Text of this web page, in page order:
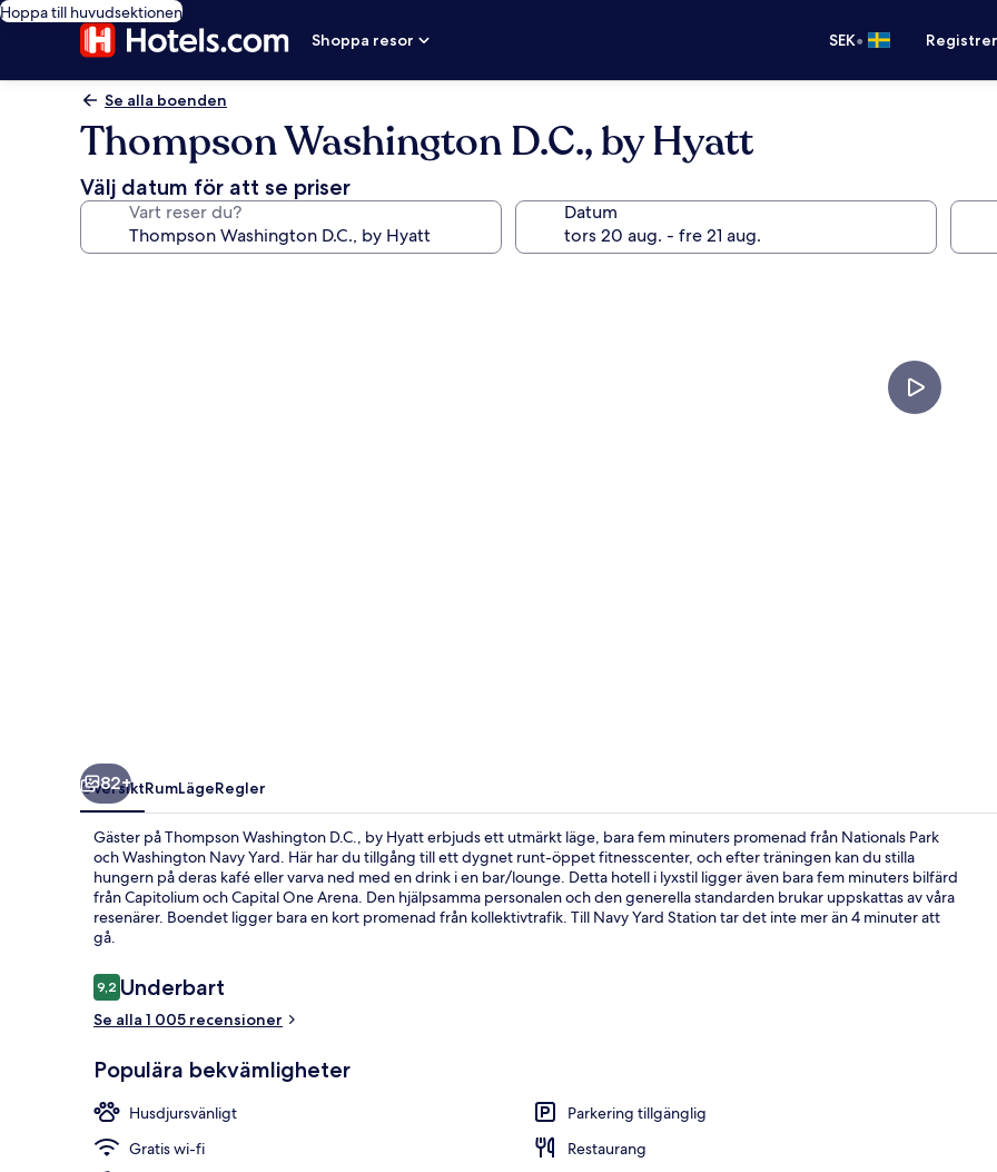
Hoppa till huvudsektionen
Shoppa resor
SEK•
Se alla boenden
Thompson Washington D.C., by Hyatt
Välj datum för att se priser
Vart reser du? Datum
Rum - 1
82+
ÖversiktRumLägeRegler
Gäster på Thompson Washington D.C., by Hyatt erbjuds ett utmärkt läge, bara fem minuters promenad från Nationals Park
och Washington Navy Yard. Här har du tillgång till ett dygnet runt-öppet fitnesscenter, och efter träningen kan du stilla
hungern på deras kafé eller varva ned med en drink i en bar/lounge. Detta hotell i lyxstil ligger även bara fem minuters bilfärd
från Capitolium och Capital One Arena. Den hjälpsamma personalen och den generella standarden brukar uppskattas av våra
resenärer. Boendet ligger bara en kort promenad från kollektivtrafik. Till Navy Yard Station tar det inte mer än 4 minuter att
gå.
Recensioner
9,29,2 av 10,
Underbart
Se alla 1 005 recensioner
Populära bekvämligheter
Husdjursvänligt
Parkering tillgänglig
Gratis wi-fi
Restaurang